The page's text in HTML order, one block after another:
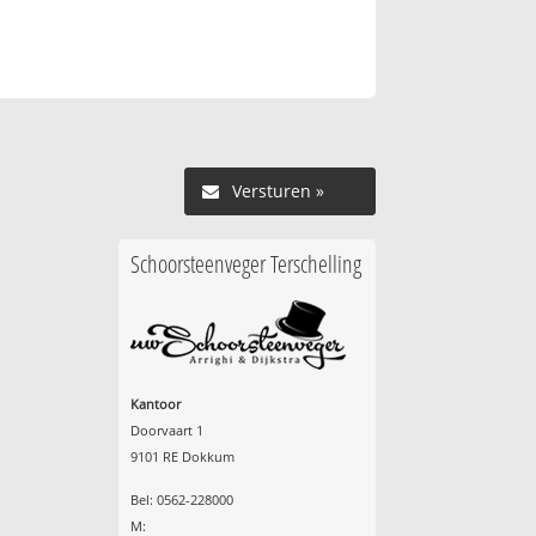
Versturen »
Schoorsteenveger Terschelling
Kantoor
Doorvaart 1
9101 RE Dokkum
Bel: 0562-228000
M: